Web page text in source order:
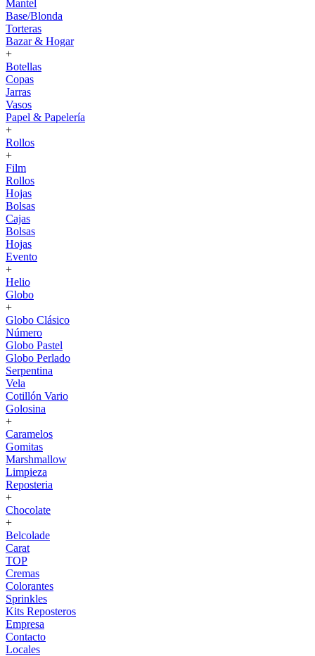
Mantel
Base/Blonda
Torteras
Bazar & Hogar
+
Botellas
Copas
Jarras
Vasos
Papel & Papelería
+
Rollos
+
Film
Rollos
Hojas
Bolsas
Cajas
Bolsas
Hojas
Evento
+
Helio
Globo
+
Globo Clásico
Número
Globo Pastel
Globo Perlado
Serpentina
Vela
Cotillón Vario
Golosina
+
Caramelos
Gomitas
Marshmallow
Limpieza
Reposteria
+
Chocolate
+
Belcolade
Carat
TOP
Cremas
Colorantes
Sprinkles
Kits Reposteros
Empresa
Contacto
Locales